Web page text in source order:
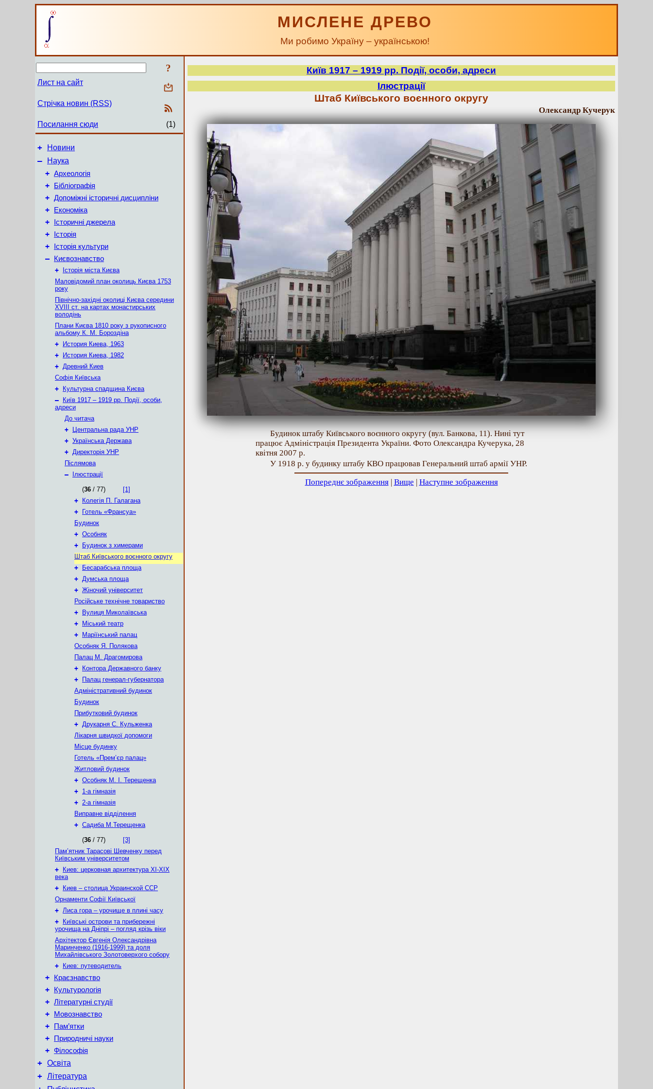
МИСЛЕНЕ ДРЕВО
Ми робимо Україну – українською!
?
Лист на сайт
Стрічка новин (RSS)
Посилання сюди (1)
+ Новини
–
Наука
+ Археологія
+ Бібліографія
+ Допоміжні історичні дисципліни
+ Економіка
+ Історичні джерела
+ Історія
+ Історія культури
– Києвознавство
+
Історія міста Києва
Маловідомий план околиць Києва 1753
року
Північно-західні околиці Києва середини
XVIII ст. на картах монастирських
володінь
Плани Києва 1810 року з рукописного
альбому К. М. Бороздіна
+
История Киева, 1963
+
История Киева, 1982
+ Древний Киев
Софія Київська
+
Культурна спадщина Києва
–
Київ 1917 – 1919 рр. Події, особи,
адреси
До читача
+
Центральна рада УНР
+ Українська Держава
+ Директорія УНР
Післямова
–
Ілюстрації
(36 / 77)
[1]
+
Колегія П. Галагана
+
Готель «Франсуа»
Будинок
+ Особняк
+
Будинок з химерами
Штаб Київського воєнного округу
+
Бесарабська площа
+ Думська площа
+ Жіночий університет
Російське технічне товариство
+
Вулиця Миколаївська
+
Міський театр
+
Маріїнський палац
Особняк Я. Полякова
Палац М. Драгомирова
+
Контора Державного банку
+
Палац генерал-губернатора
Адміністративний будинок
Будинок
Прибутковий будинок
+ Друкарня С. Кульженка
Лікарня швидкої допомоги
Місце будинку
Готель «Прем’єр палац»
Житловий будинок
+ Особняк М. І. Терещенка
+ 1-а гімназія
+ 2-а гімназія
Виправне відділення
+ Садиба М.Терещенка
(36 / 77)
[3]
Пам’ятник Тарасові Шевченку перед
Київським університетом
+
Киев: церковная архитектура XI-XIX
века
+
Киев – столица Украинской ССР
Орнаменти Софії Київської
+ Лиса гора – урочище в плині часу
+
Київські острови та прибережні
урочища на Дніпрі – погляд крізь віки
Архітектор Євгенія Олександрівна
Маринченко (1916-1999) та доля
Михайлівського Золотоверхого собору
+
Киев: путеводитель
+ Краєзнавство
+ Культурологія
+ Літературні студії
+ Мовознавство
+ Пам’ятки
+ Природничі науки
+ Філософія
+ Освіта
+ Література
Київ 1917 – 1919 рр. Події, особи, адреси
Ілюстрації
Штаб Київського воєнного округу
Олександр Кучерук
Будинок штабу Київського воєнного округу (вул. Банкова, 11). Нині тут
працює Адміністрація Президента України. Фото Олександра Кучерука, 28
квітня 2007 р.
У 1918 р. у будинку штабу КВО працював Генеральний штаб армії УНР.
Попереднє зображення| Вище | Наступне зображення